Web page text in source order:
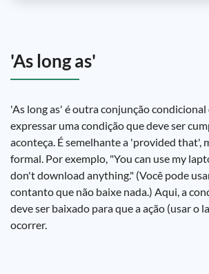
'As long as'
'As long as' é outra conjunção condicional
expressar uma condição que deve ser
aconteça. É semelhante a 'provided that',
formal. Por exemplo, "You can use my
don't download anything." (Você pode
contanto que não baixe nada.) Aqui, a
deve ser baixado para que a ação (usar o
ocorrer.